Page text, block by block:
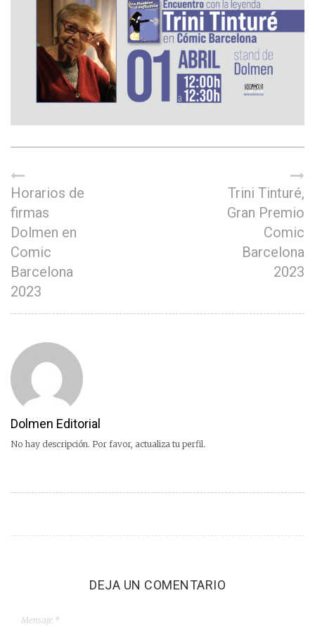
Horarios de
firmas
Dolmen en
Comic
Barcelona
2023
Trini Tinturé,
Gran Premio
Comic
Barcelona
2023
Dolmen Editorial
No hay descripción. Por favor, actualiza tu perfil.
DEJA UN COMENTARIO